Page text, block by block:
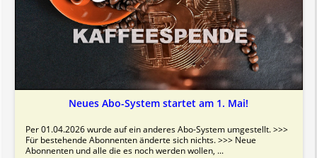
Neues Abo-System startet am 1. Mai!
Per 01.04.2026 wurde auf ein anderes Abo-System umgestellt. >>>
Für bestehende Abonnenten änderte sich nichts. >>> Neue
Abonnenten und alle die es noch werden wollen, ...